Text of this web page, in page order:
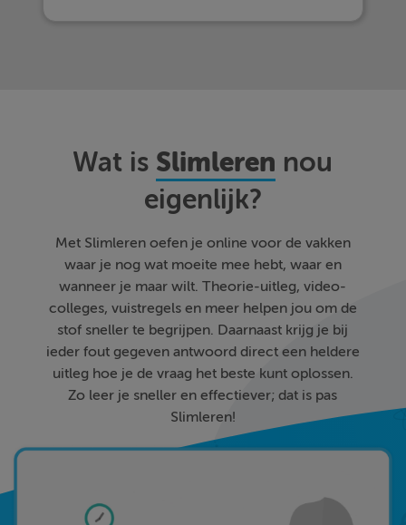
Wat is Slimleren nou
eigenlijk?
Met Slimleren oefen je online voor de vakken
waar je nog wat moeite mee hebt, waar en
wanneer je maar wilt. Theorie-uitleg, video-
colleges, vuistregels en meer helpen jou om de
stof sneller te begrijpen. Daarnaast krijg je bij
ieder fout gegeven antwoord direct een heldere
uitleg hoe je de vraag het beste kunt oplossen.
Zo leer je sneller en effectiever; dat is pas
Slimleren!